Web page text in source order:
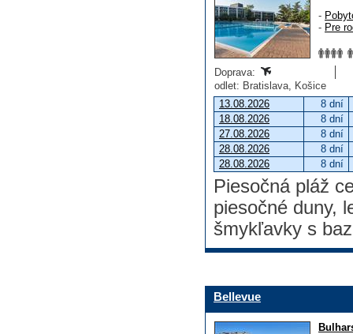
-
- Pre
Doprava:
odlet: Bratislava, Košice
13.08.2026
8 dní
18.08.2026
8 dní
27.08.2026
8 dní
28.08.2026
8 dní
28.08.2026
8 dní
Piesočná pláž
piesočné duny,
šmykľavky s
Bellevue